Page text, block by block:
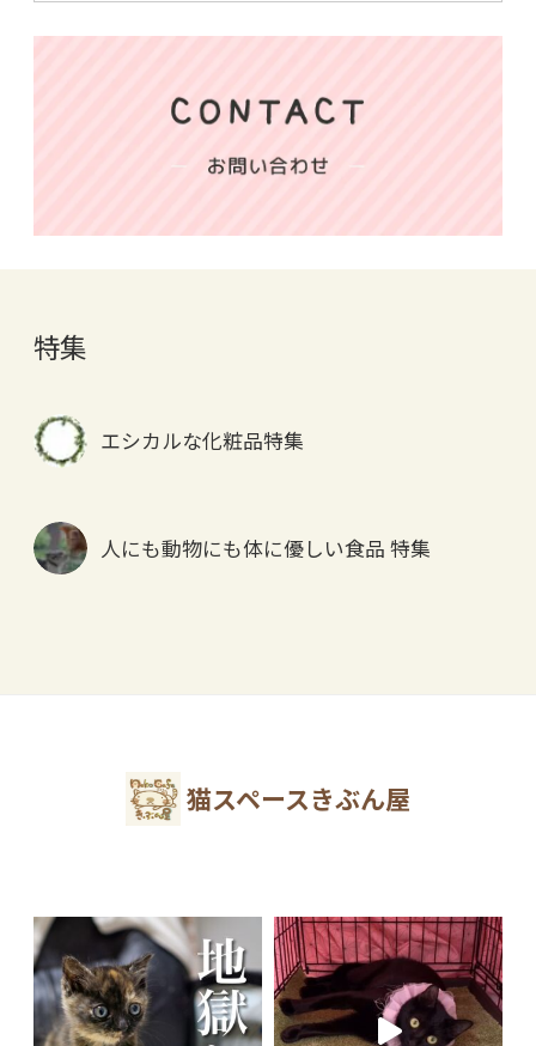
特集
エシカルな化粧品特集
人にも動物にも体に優しい食品 特集
猫スペースきぶん屋